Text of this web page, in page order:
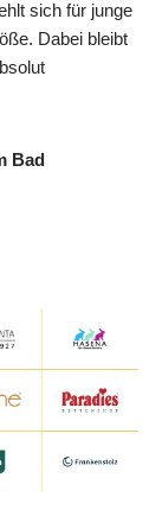
sich für junge
Dabei bleibt
Bad